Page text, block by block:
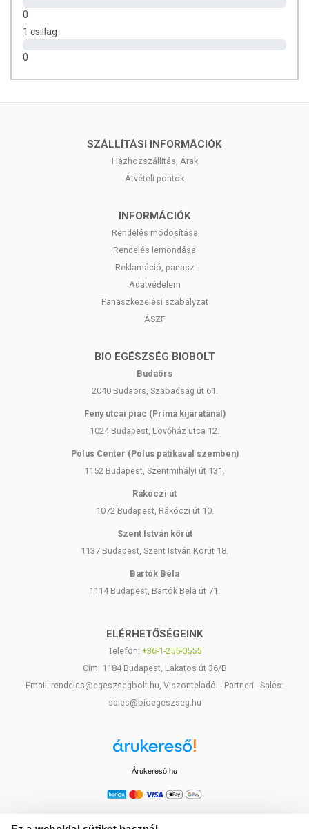
0
1 csillag
0
SZÁLLÍTÁSI INFORMÁCIÓK
Házhozszállítás, Árak
Átvételi pontok
INFORMÁCIÓK
Rendelés módosítása
Rendelés lemondása
Reklamáció, panasz
Adatvédelem
Panaszkezelési szabályzat
ÁSZF
BIO EGÉSZSÉG BIOBOLT
Budaörs
2040 Budaörs, Szabadság út 61.
Fény utcai piac (Príma kijáratánál)
1024 Budapest, Lövőház utca 12.
Pólus Center (Pólus patikával szemben)
1152 Budapest, Szentmihályi út 131.
Rákóczi út
1072 Budapest, Rákóczi út 10.
Szent István körút
1137 Budapest, Szent István Körút 18.
Bartók Béla
1114 Budapest, Bartók Béla út 71.
ELÉRHETŐSÉGEINK
Telefon: +36-1-255-0555
Cím: 1184 Budapest, Lakatos út 36/B
Email: rendeles@egeszsegbolt.hu, Viszonteladói - Partneri - Sales:
sales@bioegeszseg.hu
Árukereső.hu